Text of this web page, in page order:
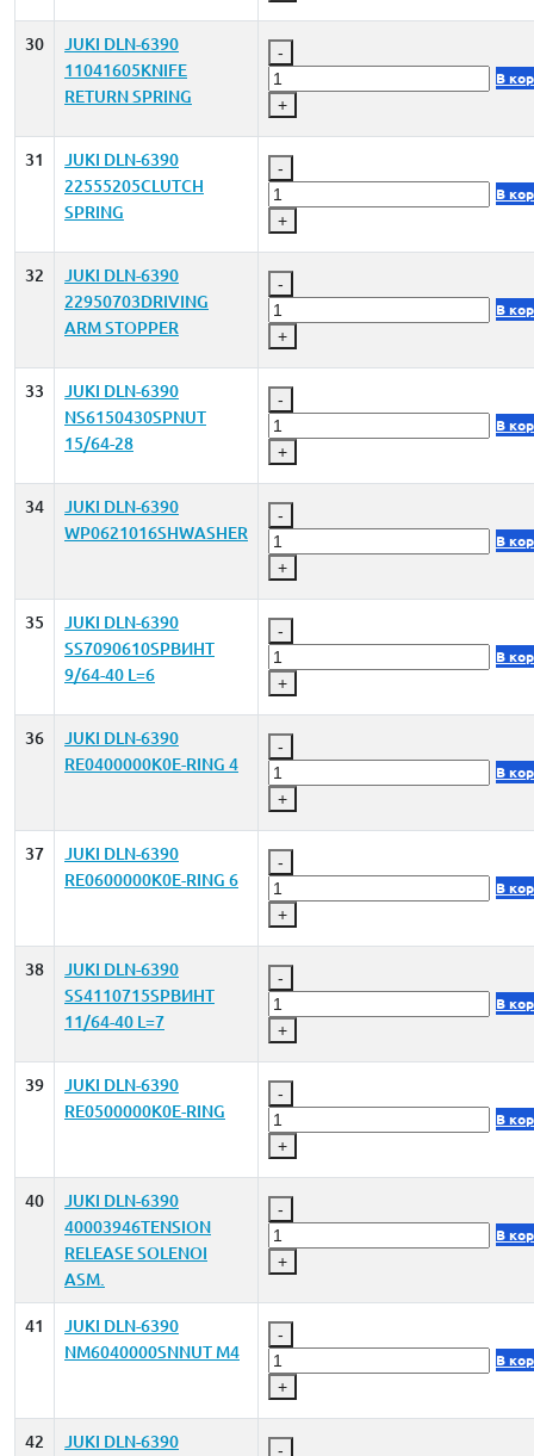
30
JUKI DLN-6390
11041605KNIFE
RETURN SPRING
-
+
В
31
JUKI DLN-6390
22555205CLUTCH
SPRING
-
+
В
32
JUKI DLN-6390
22950703DRIVING
ARM STOPPER
-
+
В
33
JUKI DLN-6390
NS6150430SPNUT
15/64-28
-
+
В
34
JUKI DLN-6390
WP0621016SHWASHER
-
+
В
35
JUKI DLN-6390
SS7090610SPВИНТ
9/64-40 L=6
-
+
В
36
JUKI DLN-6390
RE0400000K0E-RING 4
-
+
В
37
JUKI DLN-6390
RE0600000K0E-RING 6
-
+
В
38
JUKI DLN-6390
SS4110715SPВИНТ
11/64-40 L=7
-
+
В
39
JUKI DLN-6390
RE0500000K0E-RING
-
+
В
40
JUKI DLN-6390
40003946TENSION
RELEASE SOLENOI
ASM.
-
+
В
41
JUKI DLN-6390
NM6040000SNNUT M4
-
+
В
42 JUKI DLN-6390 -